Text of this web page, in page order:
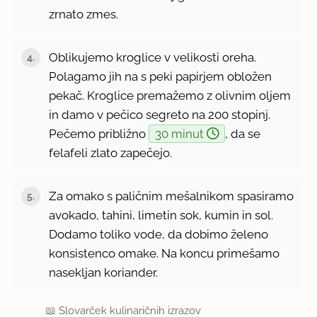
zrnato zmes.
Oblikujemo kroglice v velikosti oreha.
Polagamo jih na s peki papirjem obložen
pekač. Kroglice premažemo z olivnim oljem
in damo v pečico segreto na 200 stopinj.
Pečemo približno
30 minut
, da se
felafeli zlato zapečejo.
Za omako s paličnim mešalnikom spasiramo
avokado, tahini, limetin sok, kumin in sol.
Dodamo toliko vode, da dobimo želeno
konsistenco omake. Na koncu primešamo
nasekljan koriander.
📖Slovarček kulinaričnih izrazov